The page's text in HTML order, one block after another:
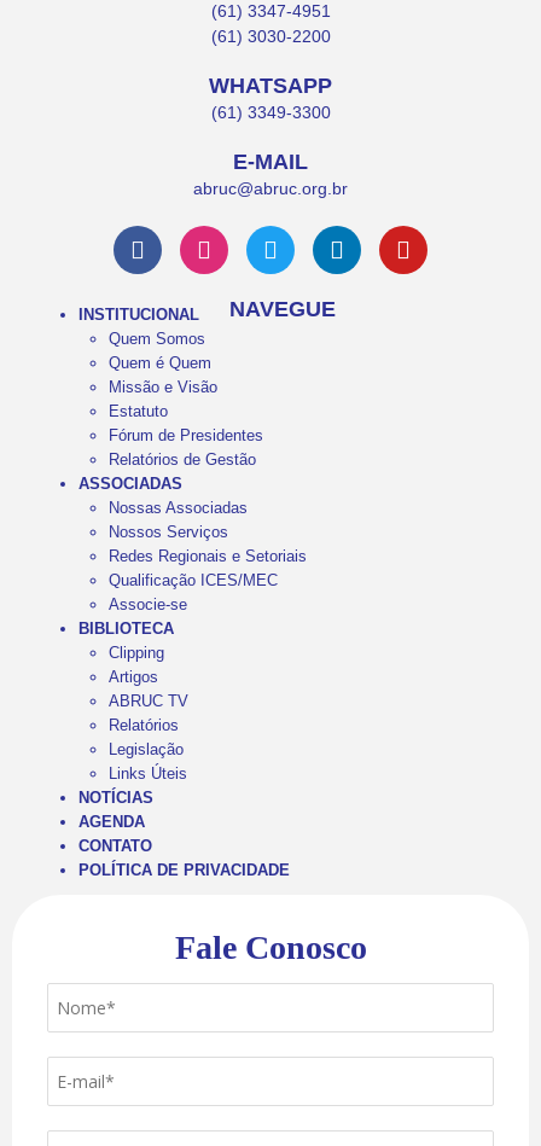
(61) 3347-4951
(61) 3030-2200
WHATSAPP
(61) 3349-3300
E-MAIL
abruc@abruc.org.br
NAVEGUE
INSTITUCIONAL
Quem Somos
Quem é Quem
Missão e Visão
Estatuto
Fórum de Presidentes
Relatórios de Gestão
ASSOCIADAS
Nossas Associadas
Nossos Serviços
Redes Regionais e Setoriais
Qualificação ICES/MEC
Associe-se
BIBLIOTECA
Clipping
Artigos
ABRUC TV
Relatórios
Legislação
Links Úteis
NOTÍCIAS
AGENDA
CONTATO
POLÍTICA DE PRIVACIDADE
Fale Conosco